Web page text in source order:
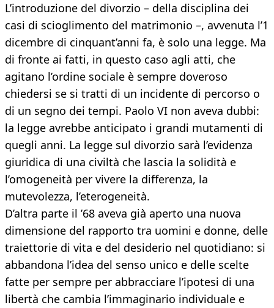
L’introduzione del divorzio – della disciplina dei
casi di scioglimento del matrimonio –, avvenuta l’1
dicembre di cinquant’anni fa, è solo una legge. Ma
di fronte ai fatti, in questo caso agli atti, che
agitano l’ordine sociale è sempre doveroso
chiedersi se si tratti di un incidente di percorso o
di un segno dei tempi. Paolo VI non aveva dubbi:
la legge avrebbe anticipato i grandi mutamenti di
quegli anni. La legge sul divorzio sarà l’evidenza
giuridica di una civiltà che lascia la solidità e
l’omogeneità per vivere la differenza, la
mutevolezza, l’eterogeneità.
D’altra parte il ’68 aveva già aperto una nuova
dimensione del rapporto tra uomini e donne, delle
traiettorie di vita e del desiderio nel quotidiano: si
abbandona l’idea del senso unico e delle scelte
fatte per sempre per abbracciare l’ipotesi di una
libertà che cambia l’immaginario individuale e